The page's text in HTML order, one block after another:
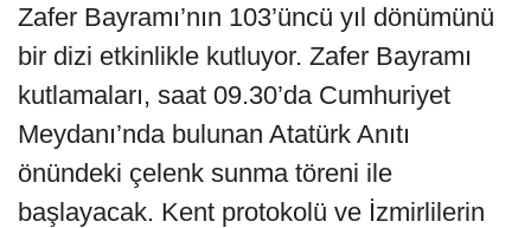
Zafer Bayramı’nın 103’üncü yıl dönümünü
bir dizi etkinlikle kutluyor. Zafer Bayramı
kutlamaları, saat 09.30’da Cumhuriyet
Meydanı’nda bulunan Atatürk Anıtı
önündeki çelenk sunma töreni ile
başlayacak. Kent protokolü ve İzmirlilerin